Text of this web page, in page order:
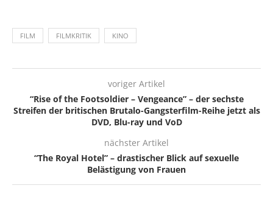
FILM FILMKRITIK KINO
voriger Artikel
“Rise of the Footsoldier – Vengeance” – der sechste
Streifen der britischen Brutalo-Gangsterfilm-Reihe jetzt als
DVD, Blu-ray und VoD
nächster Artikel
“The Royal Hotel” – drastischer Blick auf sexuelle
Belästigung von Frauen